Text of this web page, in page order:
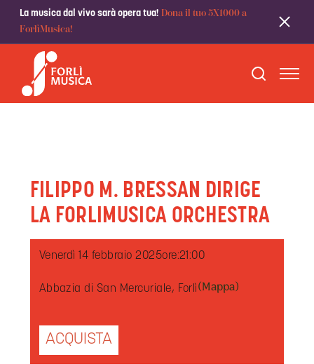
La musica dal vivo sarà opera tua! Dona il tuo 5X1000 a
ForlìMusica!
FILIPPO M. BRESSAN DIRIGE
LA FORLIMUSICA ORCHESTRA
Venerdì 14 febbraio 2025ore:21:00
Abbazia di San Mercuriale, Forlì (Mappa)
ACQUISTA